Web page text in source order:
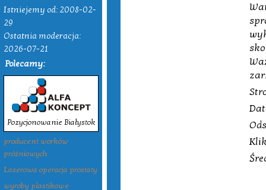
Istniejemy od: 2008-02-
29
Ostatnia moderacja:
2026-07-21
Polecamy:
Pozycjonowanie Białystok
producent worków
próżniowych
Laserowa operacja prostaty
wyroby plastikowe